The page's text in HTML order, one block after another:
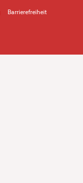
Barrierefreiheit